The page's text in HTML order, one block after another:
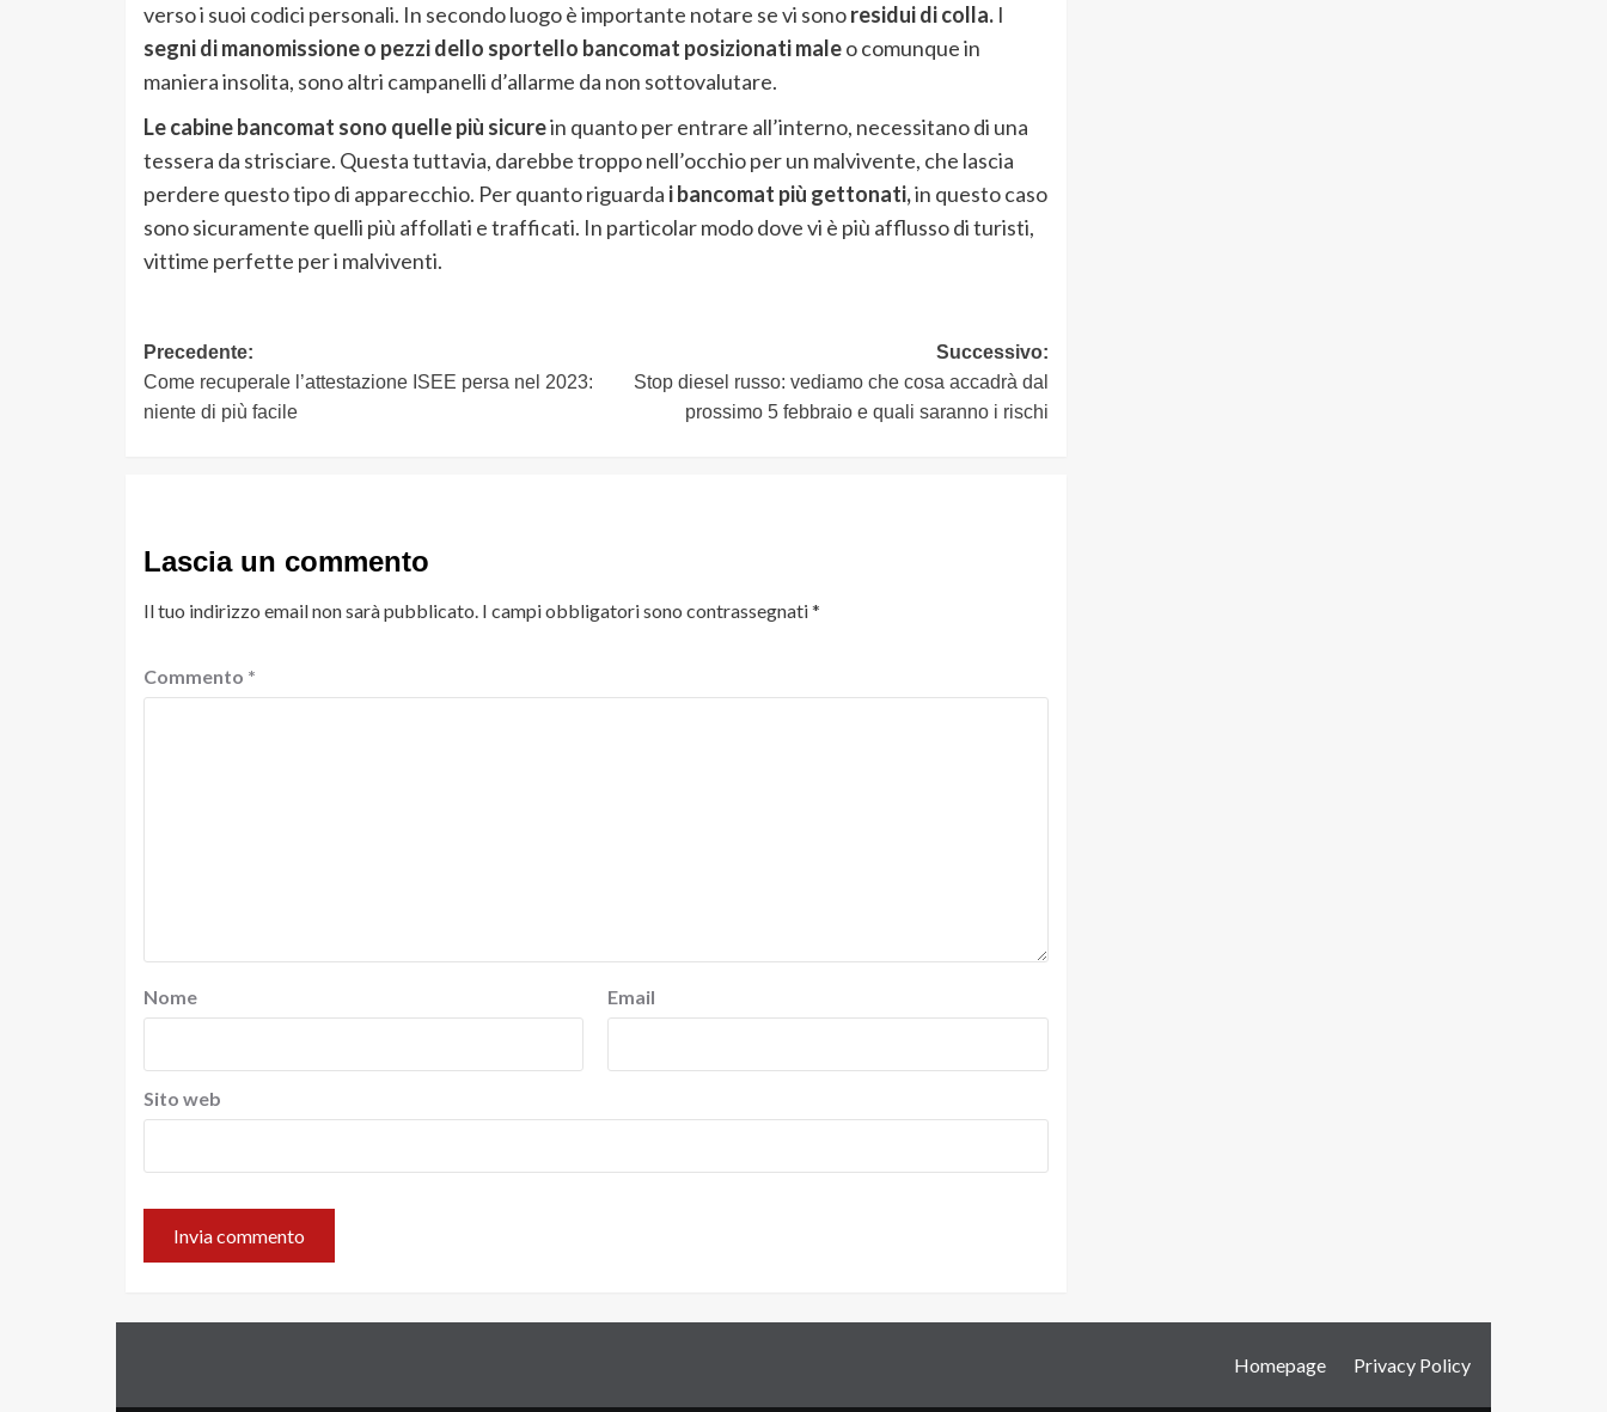
verso i suoi codici personali. In secondo luogo è importante notare se vi sonoresidui di colla.I
segni di manomissione o pezzi dello sportello bancomat posizionati maleo comunque in
maniera insolita, sono altri campanelli d’allarme da non sottovalutare.
Le cabine bancomat sono quelle più sicurein quanto per entrare all’interno, necessitano di una
tessera da strisciare. Questa tuttavia, darebbe troppo nell’occhio per un malvivente, che lascia
perdere questo tipo di apparecchio. Per quanto riguarda i bancomat più gettonati,in questo caso
sono sicuramente quelli più affollati e trafficati. In particolar modo dove vi è più afflusso di turisti,
vittime perfette per i malviventi.
Navigazione
articolo
Precedente:
Come recuperale l’attestazione ISEE persa nel 2023:
niente di più facile
Successivo:
Stop diesel russo: vediamo che cosa accadrà dal
prossimo 5 febbraio e quali saranno i rischi
Lascia un commento
Il tuo indirizzo email non sarà pubblicato. I campi obbligatori sono contrassegnati*
Commento *
Nome Email
Sito web
Homepage Privacy Policy